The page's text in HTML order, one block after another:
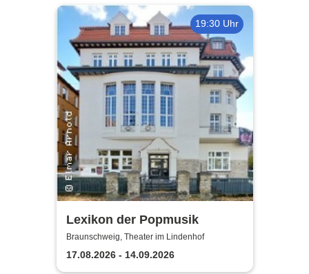
19:30 Uhr
Lexikon der Popmusik
Braunschweig, Theater im Lindenhof
17.08.2026 - 14.09.2026